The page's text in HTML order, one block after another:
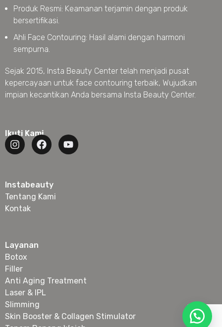
Produk Resmi: Keamanan terjamin dengan produk
bersertifikasi.
Ahli Face Contouring: Hasil alami dengan harmoni
sempurna.
Sejak 2015, Insta Beauty Center telah menjadi pusat
kepercayaan untuk face contouring terbaik, Wujudkan
impian kecantikan Anda bersama Insta Beauty Center.
Ikuti Kami
Instabeauty
Tentang Kami
Kontak
Layanan
Botox
Filler
Anti Aging Treatment
Laser & IPL
Slimming
Skin Booster & Collagen Stimulator